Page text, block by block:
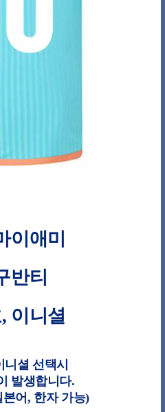
이애미
반티
, 이니셜
니셜 선택시
발생합니다.
어, 한자 가능)